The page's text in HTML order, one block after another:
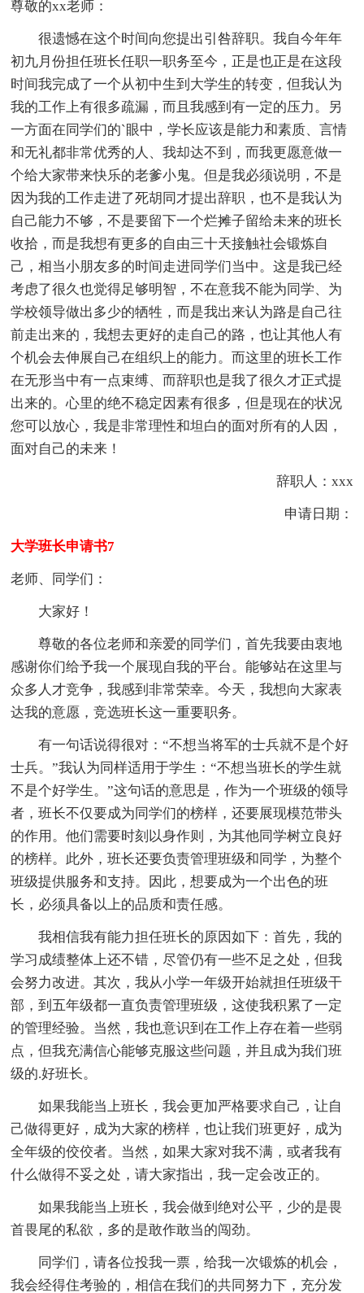
尊敬的xx老师：
很遗憾在这个时间向您提出引咎辞职。我自今年年
初九月份担任班长任职一职务至今，正是也正是在这段
时间我完成了一个从初中生到大学生的转变，但我认为
我的工作上有很多疏漏，而且我感到有一定的压力。另
一方面在同学们的`眼中，学长应该是能力和素质、言情
和无礼都非常优秀的人、我却达不到，而我更愿意做一
个给大家带来快乐的老爹小鬼。但是我必须说明，不是
因为我的工作走进了死胡同才提出辞职，也不是我认为
自己能力不够，不是要留下一个烂摊子留给未来的班长
收拾，而是我想有更多的自由三十天接触社会锻炼自
己，相当小朋友多的时间走进同学们当中。这是我已经
考虑了很久也觉得足够明智，不在意我不能为同学、为
学校领导做出多少的牺牲，而是我出来认为路是自己往
前走出来的，我想去更好的走自己的路，也让其他人有
个机会去伸展自己在组织上的能力。而这里的班长工作
在无形当中有一点束缚、而辞职也是我了很久才正式提
出来的。心里的绝不稳定因素有很多，但是现在的状况
您可以放心，我是非常理性和坦白的面对所有的人因，
面对自己的未来！
辞职人：xxx
申请日期：
大学班长申请书7
老师、同学们：
大家好！
尊敬的各位老师和亲爱的同学们，首先我要由衷地
感谢你们给予我一个展现自我的平台。能够站在这里与
众多人才竞争，我感到非常荣幸。今天，我想向大家表
达我的意愿，竞选班长这一重要职务。
有一句话说得很对：“不想当将军的士兵就不是个好
士兵。”我认为同样适用于学生：“不想当班长的学生就
不是个好学生。”这句话的意思是，作为一个班级的领导
者，班长不仅要成为同学们的榜样，还要展现模范带头
的作用。他们需要时刻以身作则，为其他同学树立良好
的榜样。此外，班长还要负责管理班级和同学，为整个
班级提供服务和支持。因此，想要成为一个出色的班
长，必须具备以上的品质和责任感。
我相信我有能力担任班长的原因如下：首先，我的
学习成绩整体上还不错，尽管仍有一些不足之处，但我
会努力改进。其次，我从小学一年级开始就担任班级干
部，到五年级都一直负责管理班级，这使我积累了一定
的管理经验。当然，我也意识到在工作上存在着一些弱
点，但我充满信心能够克服这些问题，并且成为我们班
级的.好班长。
如果我能当上班长，我会更加严格要求自己，让自
己做得更好，成为大家的榜样，也让我们班更好，成为
全年级的佼佼者。当然，如果大家对我不满，或者我有
什么做得不妥之处，请大家指出，我一定会改正的。
如果我能当上班长，我会做到绝对公平，少的是畏
首畏尾的私欲，多的是敢作敢当的闯劲。
同学们，请各位投我一票，给我一次锻炼的机会，
我会经得住考验的，相信在我们的共同努力下，充分发